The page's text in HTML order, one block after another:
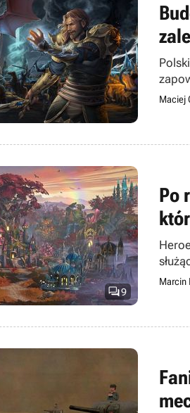
Maciej
9
Po
Marcin